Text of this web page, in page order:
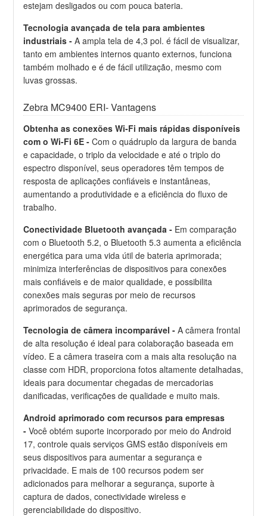
estejam desligados ou com pouca bateria.
Tecnologia avançada de tela para ambientes
industriais -A ampla tela de 4,3 pol. é fácil de visualizar,
tanto em ambientes internos quanto externos, funciona
também molhado e é de fácil utilização, mesmo com
luvas grossas.
Zebra MC9400 ERI- Vantagens
Obtenha as conexões Wi-Fi mais rápidas disponíveis
com o Wi-Fi 6E -Com o quádruplo da largura de banda
e capacidade, o triplo da velocidade e até o triplo do
espectro disponível, seus operadores têm tempos de
resposta de aplicações confiáveis e instantâneas,
aumentando a produtividade e a eficiência do fluxo de
trabalho.
Conectividade Bluetooth avançada - Em comparação
com o Bluetooth 5.2, o Bluetooth 5.3 aumenta a eficiência
energética para uma vida útil de bateria aprimorada;
minimiza interferências de dispositivos para conexões
mais confiáveis e de maior qualidade, e possibilita
conexões mais seguras por meio de recursos
aprimorados de segurança.
Tecnologia de câmera incomparável -A câmera frontal
de alta resolução é ideal para colaboração baseada em
vídeo. E a câmera traseira com a mais alta resolução na
classe com HDR, proporciona fotos altamente detalhadas,
ideais para documentar chegadas de mercadorias
danificadas, verificações de qualidade e muito mais.
Android aprimorado com recursos para empresas
-Você obtém suporte incorporado por meio do Android
17, controle quais serviços GMS estão disponíveis em
seus dispositivos para aumentar a segurança e
privacidade. E mais de 100 recursos podem ser
adicionados para melhorar a segurança, suporte à
captura de dados, conectividade wireless e
gerenciabilidade do dispositivo.